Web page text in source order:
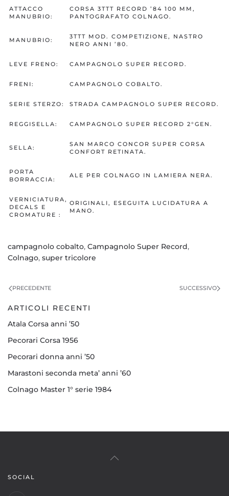
ATTACCO
MANUBRIO:
CORSA 3TTT RECORD ’84 100 MM,
PANTOGRAFATO COLNAGO.
MANUBRIO:
3TTT MOD. COMPETIZIONE, NASTRO
NERO ANNI ’80.
LEVE FRENO: CAMPAGNOLO SUPER RECORD.
FRENI: CAMPAGNOLO COBALTO.
SERIE STERZO: STRADA CAMPAGNOLO SUPER RECORD.
REGGISELLA: CAMPAGNOLO SUPER RECORD 2°GEN.
SELLA:
SAN MARCO CONCOR SUPER CORSA
CONFORT RETINATA.
PORTA
BORRACCIA:
ALE PER COLNAGO IN LAMIERA NERA.
VERNICIATURA,
DECALS E
CROMATURE :
ORIGINALI, ESEGUITA LUCIDATURA A
MANO.
campagnolo cobalto, Campagnolo Super Record,
Colnago, super tricolore
PRECEDENTE SUCCESSIVO
ARTICOLI RECENTI
Atala Corsa anni ’50
Pecorari Corsa 1956
Pecorari donna anni ’50
Marastoni seconda meta’ anni ’60
Colnago Master 1° serie 1984
SOCIAL